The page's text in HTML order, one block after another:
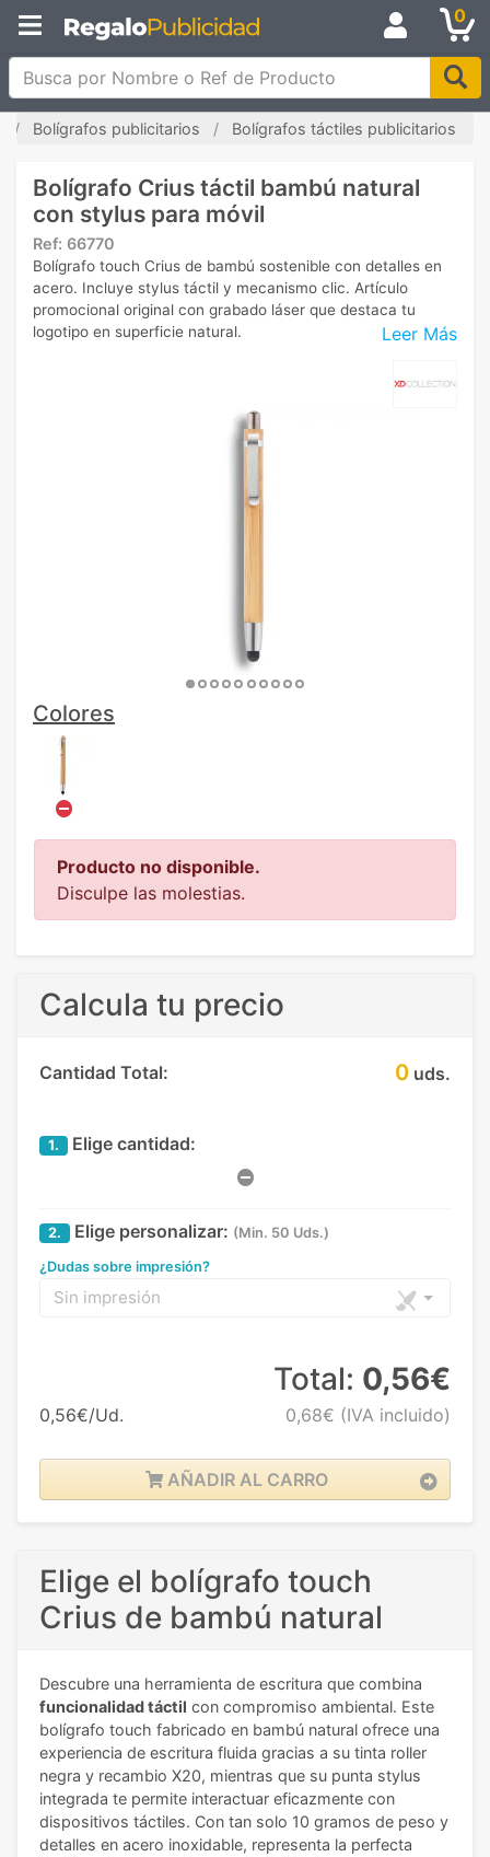
0
Busca por Nombre o Ref de Producto
Bolígrafos publicitarios Bolígrafos táctiles publicitarios
Bolígrafo Crius táctil bambú natural
con stylus para móvil
Ref: 66770
Leer Más
Bolígrafo touch Crius de bambú sostenible con detalles en
acero. Incluye stylus táctil y mecanismo clic. Artículo
promocional original con grabado láser que destaca tu
logotipo en superficie natural.
Colores
Producto no disponible.
Disculpe las molestias.
Calcula tu precio
Cantidad Total: 0 uds.
1. Elige cantidad:
2. Elige personalizar: (Min. 50 Uds.)
¿Dudas sobre impresión?
Sin impresión
0,56€/Ud.
Total: 0,56€
0,68€ (IVA incluido)
AÑADIR AL CARRO
Elige el bolígrafo touch
Crius de bambú natural
Descubre una herramienta de escritura que combina
funcionalidad táctil con compromiso ambiental. Este
bolígrafo touch fabricado en bambú natural ofrece una
experiencia de escritura fluida gracias a su tinta roller
negra y recambio X20, mientras que su punta stylus
integrada te permite interactuar eficazmente con
dispositivos táctiles. Con tan solo 10 gramos de peso y
detalles en acero inoxidable, representa la perfecta